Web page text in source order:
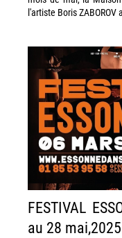
l'artiste Boris
FESTIVAL
au 28